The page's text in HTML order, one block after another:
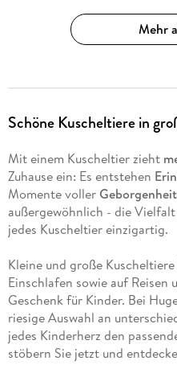
Mehr
Schöne Kuscheltiere in
Mit einem Kuscheltier zieht
Zuhause ein: Es entstehen
Momente vollerGeborgenheit
außergewöhnlich - die
jedes Kuscheltier einzigartig.
Kleine und große
Einschlafen sowie auf Reisen
Geschenk für Kinder. Bei
riesige Auswahl an
jedes Kinderherz den
stöbern Sie jetzt und